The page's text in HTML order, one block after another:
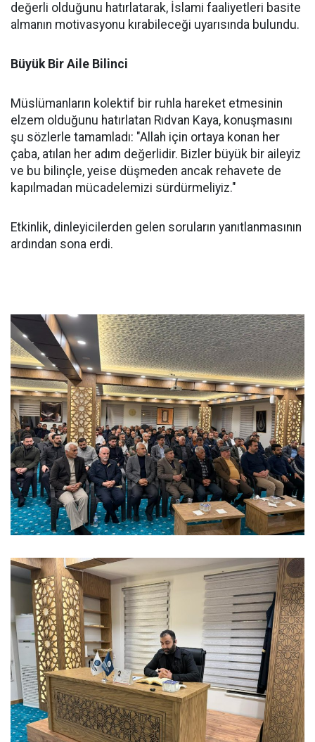
değerli olduğunu hatırlatarak, İslami faaliyetleri basite
almanın motivasyonu kırabileceği uyarısında bulundu.
Büyük Bir Aile Bilinci
Müslümanların kolektif bir ruhla hareket etmesinin
elzem olduğunu hatırlatan Rıdvan Kaya, konuşmasını
şu sözlerle tamamladı: "Allah için ortaya konan her
çaba, atılan her adım değerlidir. Bizler büyük bir aileyiz
ve bu bilinçle, yeise düşmeden ancak rehavete de
kapılmadan mücadelemizi sürdürmeliyiz."
Etkinlik, dinleyicilerden gelen soruların yanıtlanmasının
ardından sona erdi.